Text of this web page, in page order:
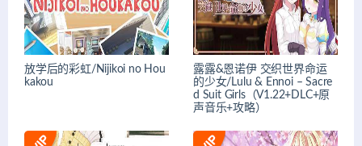
放学后的彩虹/Nijikoi no Hou
kakou
露露&恩诺伊 交织世界命运
的少女/Lulu & Ennoi – Sacre
d Suit Girls（V1.22+DLC+原
声音乐+攻略）